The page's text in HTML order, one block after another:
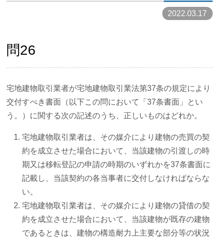
2022.03.17
問26
宅地建物取引業者が宅地建物取引業法第37条の規定により
交付すべき書面（以下この問において「37条書面」とい
う。）に関する次の記述のうち、正しいものはどれか。
宅地建物取引業者は、その媒介により建物の売買の契
約を成立させた場合において、当該建物の引渡しの時
期又は移転登記の申請の時期のいずれかを37条書面に
記載し、当該契約の各当事者に交付しなければならな
い。
宅地建物取引業者は、その媒介により建物の貸借の契
約を成立させた場合において、当該建物が既存の建物
であるときは、建物の構造耐力上主要な部分等の状況